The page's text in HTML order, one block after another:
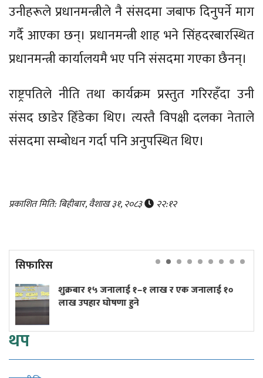
उनीहरूले प्रधानमन्त्रीले नै संसदमा जबाफ दिनुपर्ने माग
गर्दै आएका छन्। प्रधानमन्त्री शाह भने सिंहदरबारस्थित
प्रधानमन्त्री कार्यालयमै भए पनि संसदमा गएका छैनन्।
राष्ट्रपतिले नीति तथा कार्यक्रम प्रस्तुत गरिरहँदा उनी
संसद छाडेर हिँडेका थिए। त्यस्तै विपक्षी दलका नेताले
संसदमा सम्बोधन गर्दा पनि अनुपस्थित थिए।
प्रकाशित मिति: बिहीबार, वैशाख ३१, २०८३ २२:१२
सिफारिस
१–१ लाख र एक जनालाई १०
हुने
त्रिपुरेश्वरमा
थप